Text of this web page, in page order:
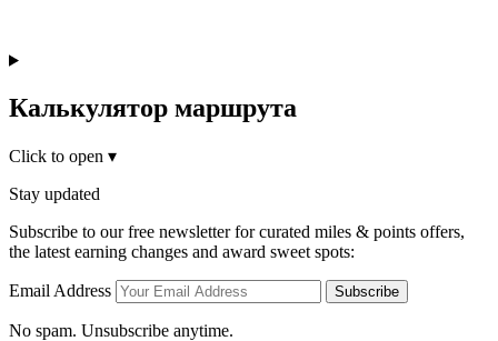
Калькулятор маршрута
Click to open ▾
Stay updated
Subscribe to our free newsletter for curated miles & points offers,
the latest earning changes and award sweet spots:
Email Address Subscribe
No spam. Unsubscribe anytime.